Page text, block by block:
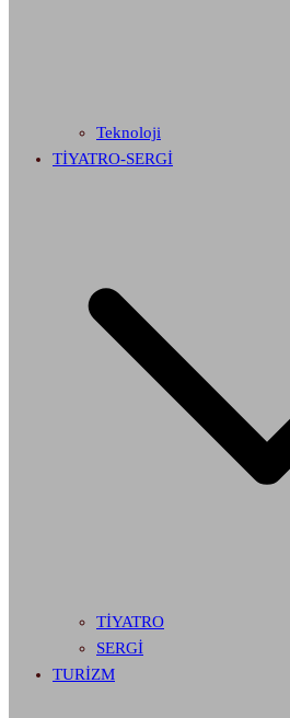
Teknoloji
TİYATRO-SERGİ
TİYATRO
SERGİ
TURİZM